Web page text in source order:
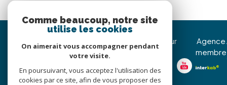
christophe@immojoy.com
Nous suivre sur
Agence
membre
Comme beaucoup, notre site
utilise les cookies
On aimerait vous accompagner pendant
votre visite.
En poursuivant, vous acceptez l'utilisation des
cookies par ce site, afin de vous proposer des